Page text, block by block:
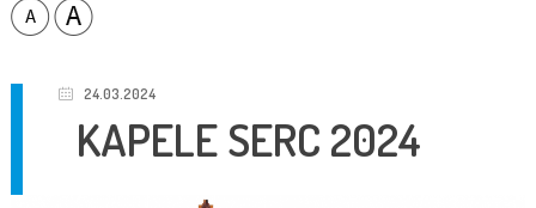
24.03.2024
KAPELE SERC 2024